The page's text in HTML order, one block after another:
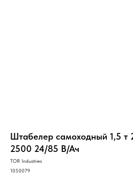
Штабелер самоходный 1,5 т
2500 24/85 В/Ач
TOR Industries
1050079